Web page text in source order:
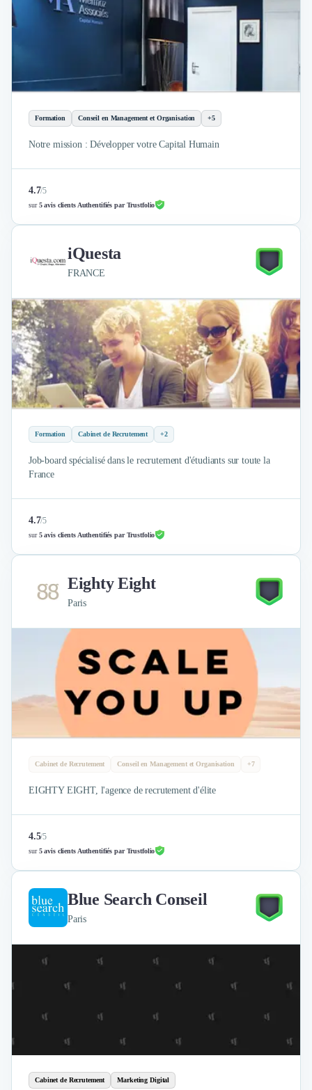
Formation Conseil en Management et Organisation +5
Notre mission : Développer votre Capital Humain
4.7/5
sur5 avis clients Authentifiés par Trustfolio
iQuesta
FRANCE
Formation Cabinet de Recrutement +2
Job-board spécialisé dans le recrutement d'étudiants sur toute la
France
4.7/5
sur5 avis clients Authentifiés par Trustfolio
Eighty Eight
Paris
Cabinet de Recrutement Conseil en Management et Organisation +7
EIGHTY EIGHT, l'agence de recrutement d'élite
4.5/5
sur5 avis clients Authentifiés par Trustfolio
Blue Search Conseil
Paris
Cabinet de Recrutement Marketing Digital